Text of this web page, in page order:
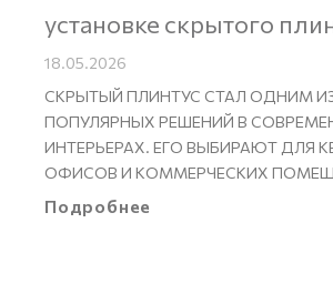
установке скрытого
18.05.2026
СКРЫТЫЙ ПЛИНТУС СТАЛ ОДНИМ
ПОПУЛЯРНЫХ РЕШЕНИЙ В
ИНТЕРЬЕРАХ. ЕГО ВЫБИРАЮТ ДЛЯ
ОФИСОВ И КОММЕРЧЕСКИХ
Подробнее